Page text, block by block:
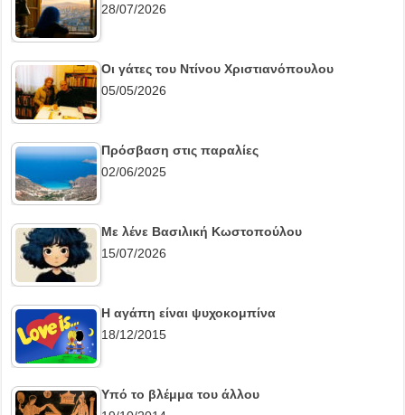
28/07/2026
Οι γάτες του Ντίνου Χριστιανόπουλου
05/05/2026
Πρόσβαση στις παραλίες
02/06/2025
Με λένε Βασιλική Κωστοπούλου
15/07/2026
Η αγάπη είναι ψυχοκομπίνα
18/12/2015
Υπό το βλέμμα του άλλου